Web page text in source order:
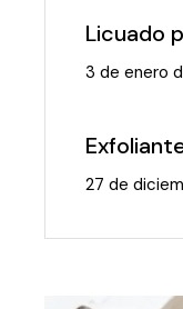
Licuado
3 de enero
27 de